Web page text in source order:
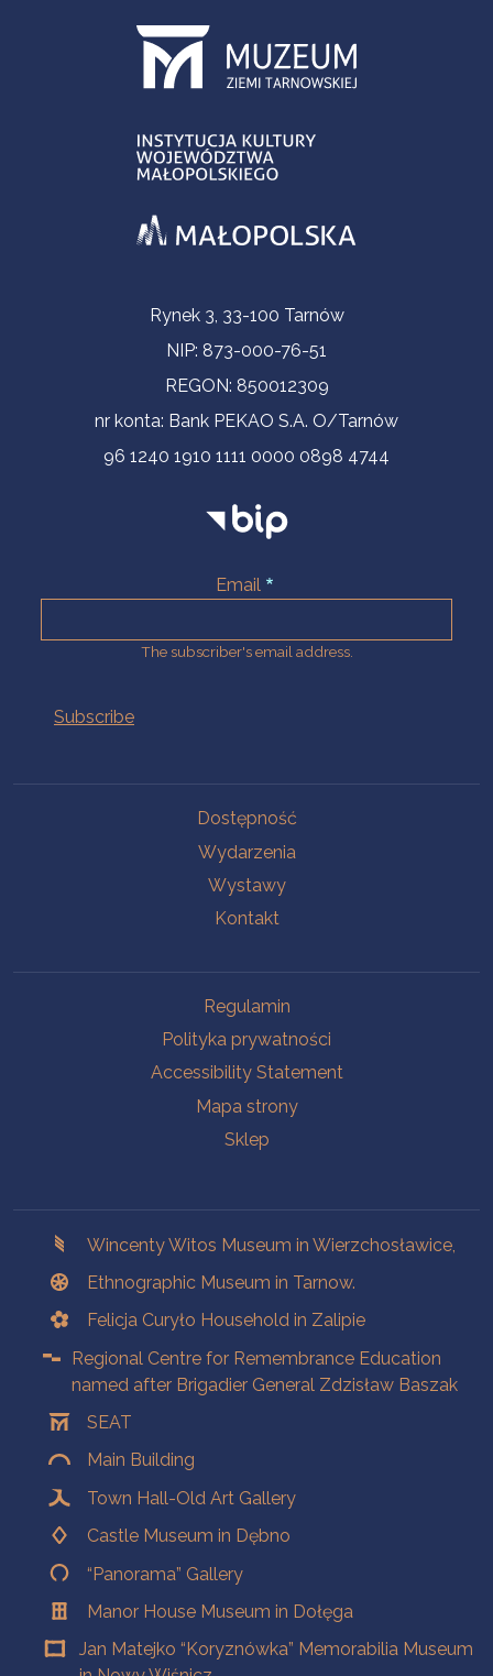
Contact InformationRynek 3, 33-100 Tarnów
NIP: 873-000-76-51
REGON: 850012309
nr konta: Bank PEKAO S.A. O/Tarnów
96 1240 1910 1111 0000 0898 4744
Email
The subscriber's email address.
Dostępność
Wydarzenia
Wystawy
Kontakt
Regulamin
Polityka prywatności
Accessibility Statement
Mapa strony
Sklep
Wincenty Witos Museum in Wierzchosławice,
Ethnographic Museum in Tarnow.
Felicja Curyło Household in Zalipie
Regional Centre for Remembrance Education
named after Brigadier General Zdzisław Baszak
SEAT
Main Building
Town Hall-Old Art Gallery
Castle Museum in Dębno
“Panorama” Gallery
Manor House Museum in Dołęga
Jan Matejko “Koryznówka” Memorabilia Museum